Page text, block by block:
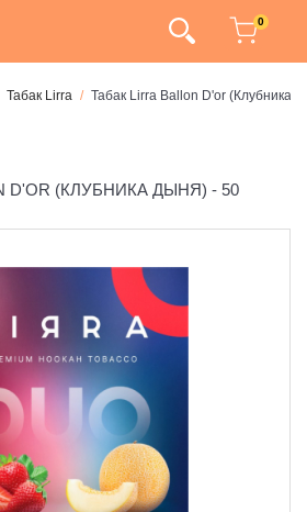
0
Табак Lirra Табак Lirra Ballon D'or (Клубника
D'OR (КЛУБНИКА ДЫНЯ) - 50